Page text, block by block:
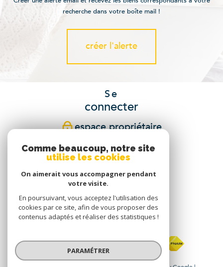
recherche dans votre boîte mail !
créer l'alerte
Se
connecter
espace propriétaire
Nous
suivre
Nous
adhérons
Comme beaucoup, notre site
utilise les cookies
On aimerait vous accompagner pendant
votre visite.
En poursuivant, vous acceptez l'utilisation des
cookies par ce site, afin de vous proposer des
contenus adaptés et réaliser des statistiques !
PARAMÉTRER